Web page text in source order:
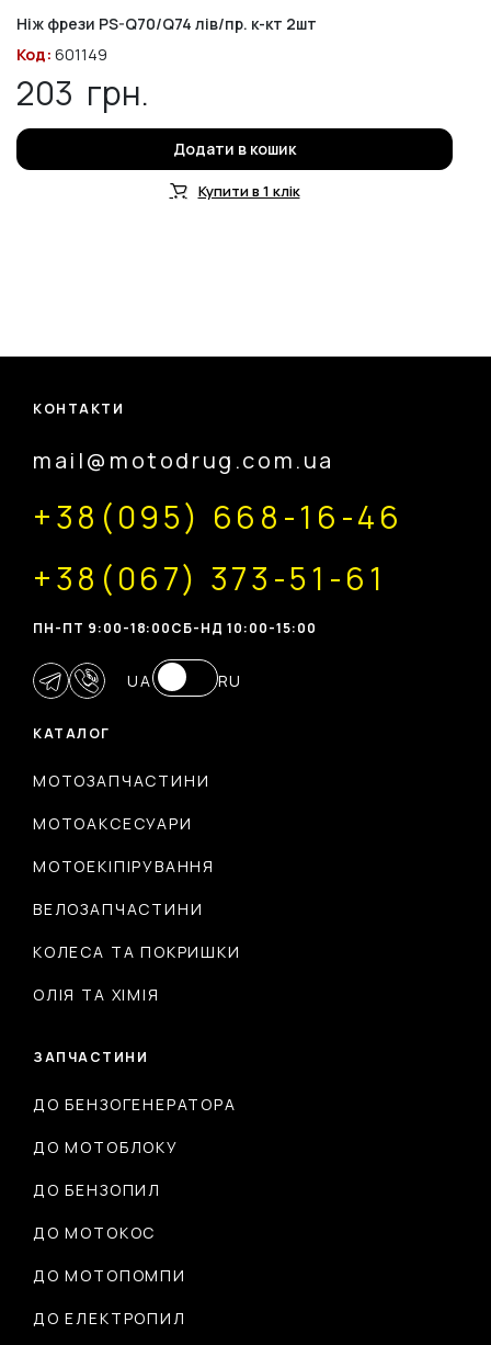
Ніж фрези PS-Q70/Q74 лів/пр. к-кт 2шт
Код: 601149
203 грн.
Додати в кошик
Купити в 1 клік
КАТАЛОГ
МОТОЗАПЧАСТИНИ
МОТОАКСЕСУАРИ
МОТОЕКІПІРУВАННЯ
ВЕЛОЗАПЧАСТИНИ
КОЛЕСА ТА ПОКРИШКИ
ОЛІЯ ТА ХІМІЯ
ЗАПЧАСТИНИ
ДО БЕНЗОГЕНЕРАТОРА
ДО МОТОБЛОКУ
ДО БЕНЗОПИЛ
ДО МОТОКОС
ДО МОТОПОМПИ
ДО ЕЛЕКТРОПИЛ
КОНТАКТИ
mail@motodrug.com.ua
+38(095) 668-16-46
+38(067) 373-51-61
ПН-ПТ 9:00-18:00CБ-НД 10:00-15:00
UA RU